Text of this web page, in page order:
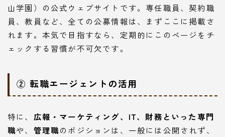
山学園）の公式ウェブサイトです。専任職員、契約職
員、教員など、全ての公募情報は、まずここに掲載さ
れます。本気で目指すなら、定期的にこのページをチ
ェックする習慣が不可欠です。
② 転職エージェントの活用
特に、 広報・マーケティング、IT、財務といった専門
職や、 管理職のポジションは、一般には公開されず、